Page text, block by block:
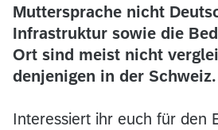
Muttersprache nicht
Infrastruktur sowie die
Ort sind meist nicht
denjenigen in der Schweiz.
Interessiert ihr euch für den